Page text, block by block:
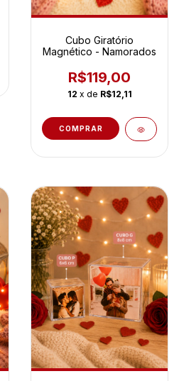
Cubo Giratório
Magnético - Namorados
R$119,00
12 x de R$12,11